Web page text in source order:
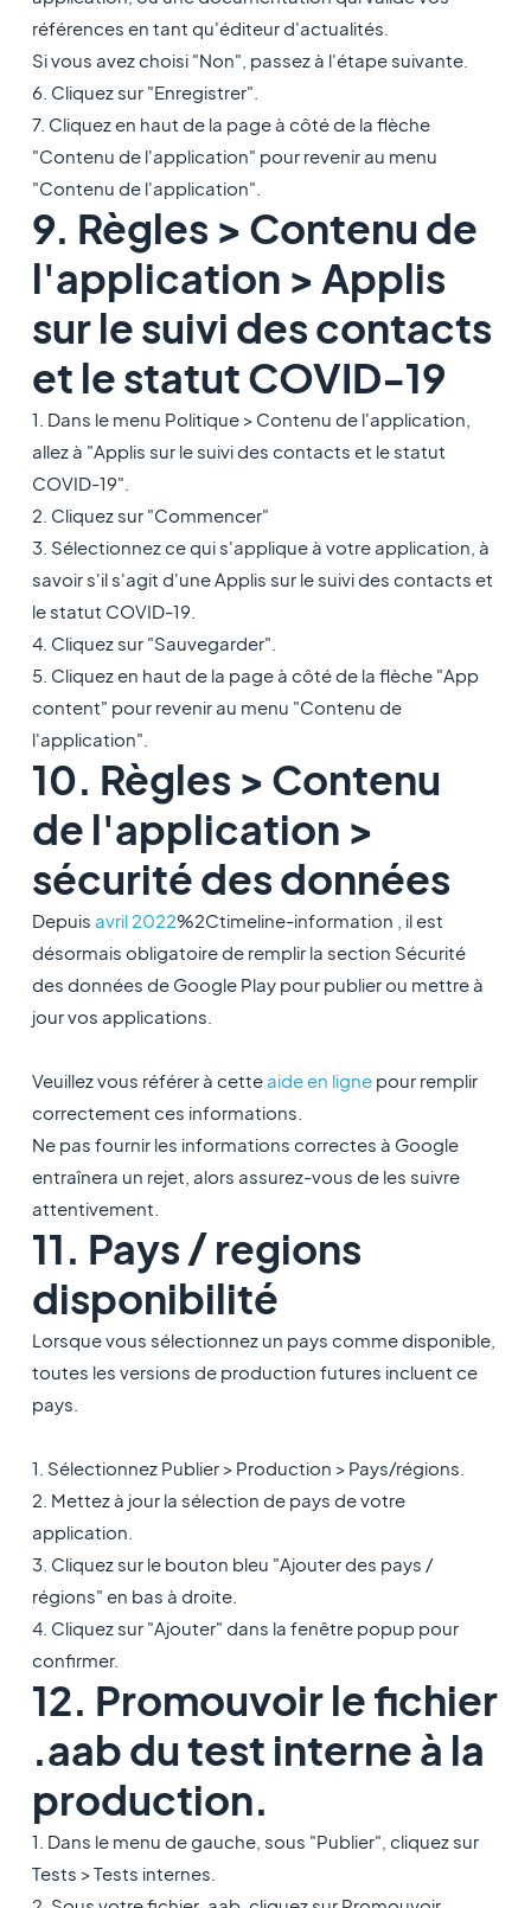
références en tant qu'éditeur d'actualités.
Si vous avez choisi "Non", passez à l'étape suivante.
6. Cliquez sur "Enregistrer".
7. Cliquez en haut de la page à côté de la flèche
"Contenu de l'application" pour revenir au menu
"Contenu de l'application".
9. Règles > Contenu de
l'application > Applis
sur le suivi des contacts
et le statut COVID-19
1. Dans le menu Politique > Contenu de l'application,
allez à "Applis sur le suivi des contacts et le statut
COVID-19".
2. Cliquez sur "Commencer"
3. Sélectionnez ce qui s'applique à votre application, à
savoir s'il s'agit d'une Applis sur le suivi des contacts et
le statut COVID-19.
4. Cliquez sur "Sauvegarder".
5. Cliquez en haut de la page à côté de la flèche "App
content" pour revenir au menu "Contenu de
l'application".
10. Règles > Contenu
de l'application >
sécurité des données
Depuis avril 2022%2Ctimeline-information , il est
désormais obligatoire de remplir la section Sécurité
des données de Google Play pour publier ou mettre à
jour vos applications.
Veuillez vous référer à cette aide en lignepour remplir
correctement ces informations.
Ne pas fournir les informations correctes à Google
entraînera un rejet, alors assurez-vous de les suivre
attentivement.
11. Pays / regions
disponibilité
Lorsque vous sélectionnez un pays comme disponible,
toutes les versions de production futures incluent ce
pays.
1. Sélectionnez Publier > Production > Pays/régions.
2. Mettez à jour la sélection de pays de votre
application.
3. Cliquez sur le bouton bleu "Ajouter des pays /
régions" en bas à droite.
4. Cliquez sur "Ajouter" dans la fenêtre popup pour
confirmer.
12. Promouvoir le fichier
.aab du test interne à la
production.
1. Dans le menu de gauche, sous "Publier", cliquez sur
Tests > Tests internes.